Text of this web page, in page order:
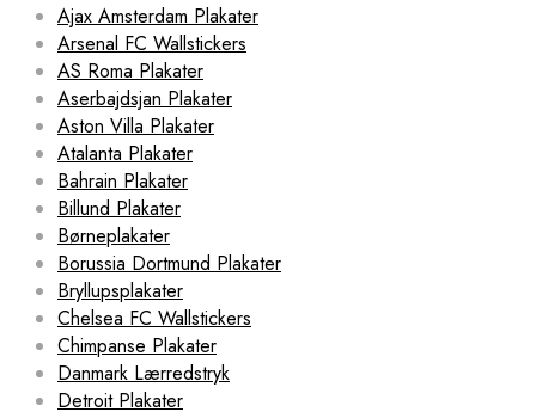
Ajax Amsterdam Plakater
Arsenal FC Wallstickers
AS Roma Plakater
Aserbajdsjan Plakater
Aston Villa Plakater
Atalanta Plakater
Bahrain Plakater
Billund Plakater
Børneplakater
Borussia Dortmund Plakater
Bryllupsplakater
Chelsea FC Wallstickers
Chimpanse Plakater
Danmark Lærredstryk
Detroit Plakater